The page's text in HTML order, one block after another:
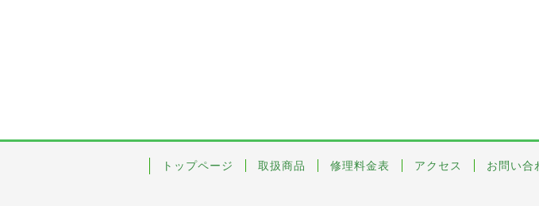
トップページ 取扱商品 修理料金表 アクセス お問い合